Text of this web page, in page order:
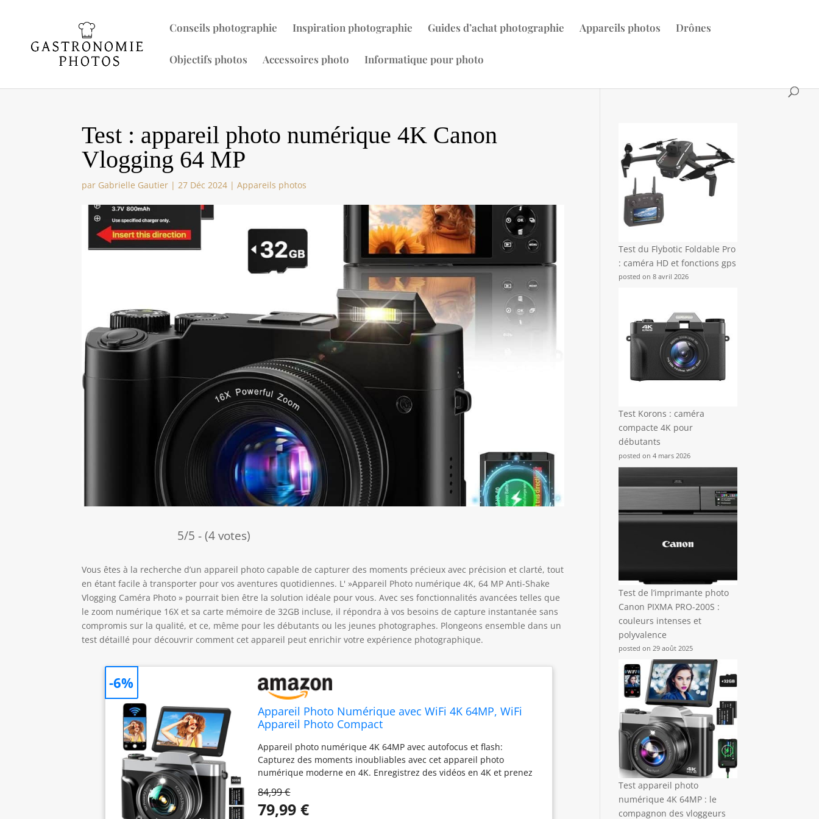
Conseils photographie Inspiration photographie Guides d’achat photographie Appareils photos Drônes
Objectifs photos Accessoires photo Informatique pour photo
Test : appareil photo numérique 4K Canon
Vlogging 64 MP
par Gabrielle Gautier |27 Déc 2024 |Appareils photos
5/5 - (4 votes)
Vous êtes à la recherche d’un appareil photo capable de capturer des moments précieux avec précision et clarté, tout
en étant facile à transporter pour vos aventures quotidiennes. L' »Appareil Photo numérique 4K, 64 MP Anti-Shake
Vlogging Caméra Photo » pourrait bien être la solution idéale pour vous. Avec ses fonctionnalités avancées telles que
le zoom numérique 16X et sa carte mémoire de 32GB incluse, il répondra à vos besoins de capture instantanée sans
compromis sur la qualité, et ce, même pour les débutants ou les jeunes photographes. Plongeons ensemble dans un
test détaillé pour découvrir comment cet appareil peut enrichir votre expérience photographique.
Appareil Photo Numérique avec WiFi 4K 64MP, WiFi
Appareil Photo Compact
Appareil photo numérique 4K 64MP avec autofocus et flash:
Capturez des moments inoubliables avec cet appareil photo
numérique moderne en 4K. Enregistrez des vidéos en 4K et prenez
offrant des images nettes et précises. Le flash intégré garantit des
résultats éclatants dans des environnements à faible luminosité ou
84,99 €
79,99 €
-6%
Test du Flybotic Foldable Pro
: caméra HD et fonctions gps
posted on 8 avril 2026
Test Korons : caméra
compacte 4K pour
débutants
posted on 4 mars 2026
Test de l’imprimante photo
Canon PIXMA PRO-200S :
couleurs intenses et
polyvalence
posted on 29 août 2025
Test appareil photo
numérique 4K 64MP : le
compagnon des vloggeurs